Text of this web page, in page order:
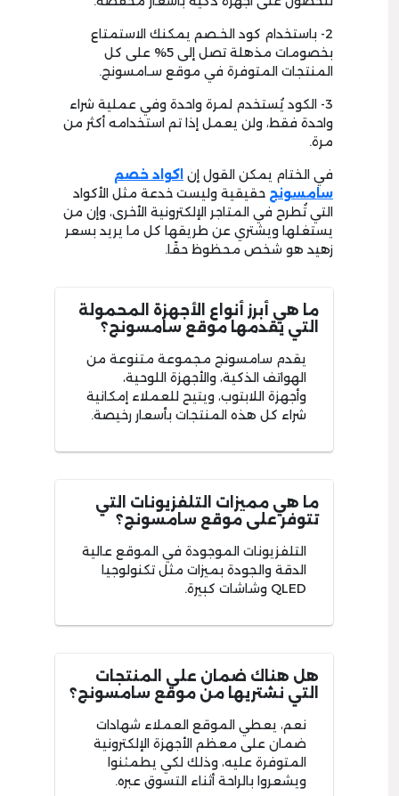
2- باستخدام كود الخـصم يمكنك الاستمتاع
بخصومات مذهلة تصل إلى 5% على كل
المنتجات المتوفرة في موقع سـامسونج.
3- الكود يُستخدم لمرة واحدة وفي عملية شراء
واحدة فقط، ولن يعمل إذا تم استخدامه أكثر من
مرة.
في الختام يمكن القول إن اكواد خصم
سامسونج حقيقية وليست خدعة مثل الأكواد
التي تُطرح في المتاجر الإلكترونية الأخرى، وإن من
يستغلها ويشتري عن طريقها كل ما يريد بسعر
زهيد هو شخص محظوظ حقًا.
ما هي أبرز أنواع الأجهزة المحمولة
التي يقدمها موقع سامسونج؟
يقدم سامسونج مجموعة متنوعة من
الهواتف الذكية، والأجهزة اللوحية،
وأجهزة اللابتوب، ويتيح للعملاء إمكانية
شراء كل هذه المنتجات بأسعار رخيصة.
ما هي مميزات التلفزيونات التي
تتوفر على موقع سامسونج؟
التلفزيونات الموجودة في الموقع عالية
الدقة والجودة بميزات مثل تكنولوجيا
QLED وشاشات كبيرة.
هل هناك ضمان على المنتجات
التي نشتريها من موقع سامسونج؟
نعم، يعطي الموقع العملاء شهادات
ضمان على معظم الأجهزة الإلكترونية
المتوفرة عليه، وذلك لكي يطمئنوا
ويشعروا بالراحة أثناء التسوق عبره.